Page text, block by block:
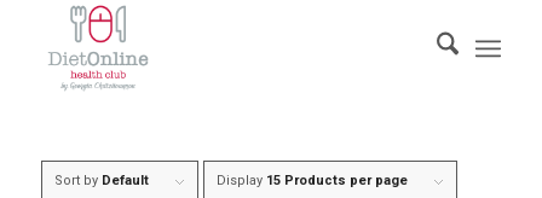
Sort by Default Display 15 Products per page